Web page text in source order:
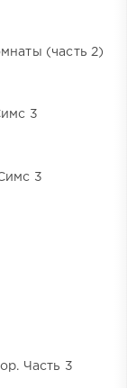
(часть 2)
3
3
Часть 3